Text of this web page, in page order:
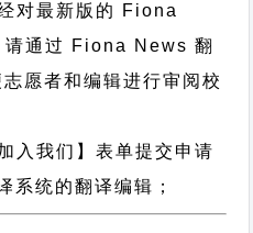
对最新版的 Fiona
请通过 Fiona News 翻
愿者和编辑进行审阅校
入我们】表单提交申请
统的翻译编辑；